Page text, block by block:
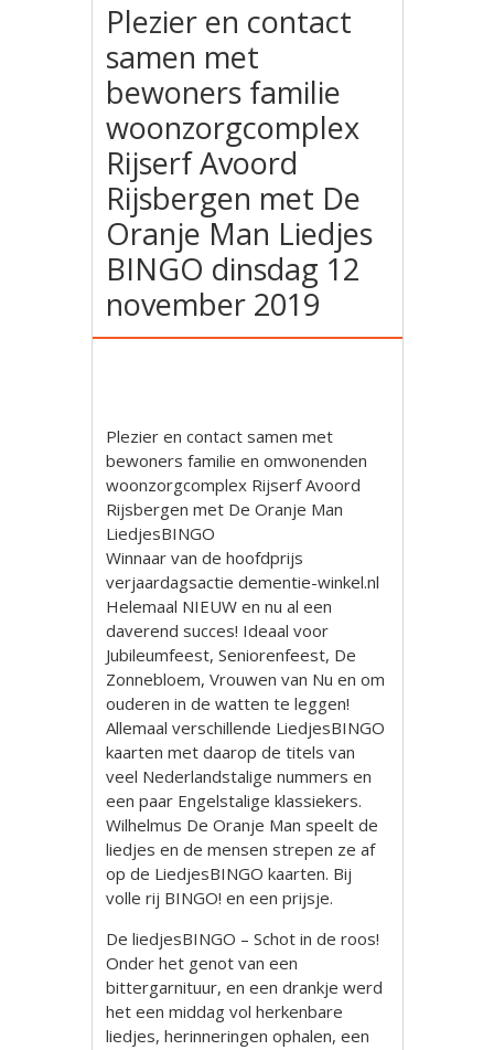
Plezier en contact
samen met
bewoners familie
woonzorgcomplex
Rijserf Avoord
Rijsbergen met De
Oranje Man Liedjes
BINGO dinsdag 12
november 2019
Plezier en contact samen met
bewoners familie en omwonenden
woonzorgcomplex Rijserf Avoord
Rijsbergen met De Oranje Man
LiedjesBINGO
Winnaar van de hoofdprijs
verjaardagsactie dementie-winkel.nl
Helemaal NIEUW en nu al een
daverend succes! Ideaal voor
Jubileumfeest, Seniorenfeest, De
Zonnebloem, Vrouwen van Nu en om
ouderen in de watten te leggen!
Allemaal verschillende LiedjesBINGO
kaarten met daarop de titels van
veel Nederlandstalige nummers en
een paar Engelstalige klassiekers.
Wilhelmus De Oranje Man speelt de
liedjes en de mensen strepen ze af
op de LiedjesBINGO kaarten. Bij
volle rij BINGO! en een prijsje.
De liedjesBINGO – Schot in de roos!
Onder het genot van een
bittergarnituur, en een drankje werd
het een middag vol herkenbare
liedjes, herinneringen ophalen, een